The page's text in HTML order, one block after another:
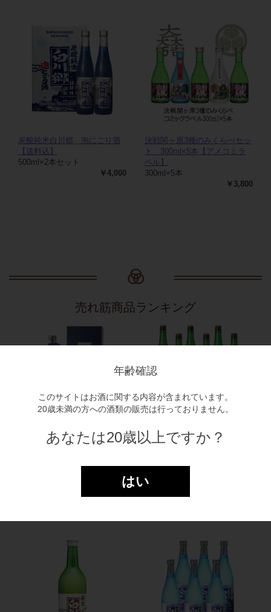
年齢確認
このサイトはお酒に関する内容が含まれています。
20歳未満の方への酒類の販売は行っておりません。
あなたは20歳以上ですか？
はい
炭酸純米白川郷 泡にごり酒
【送料込】
500ml×2本セット
￥4,000
決戦関ヶ原3種のみくらべセッ
ト 300ml×5本【アメコミラ
ベル】
300ml×5本
￥3,800
売れ筋商品ランキング
大吟醸 道三 吟雪花 1.8L
白川郷 純米にごり酒 1.8Ｌ
無料】